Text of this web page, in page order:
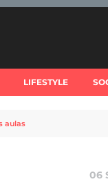
LIFESTYLE
aulas
06